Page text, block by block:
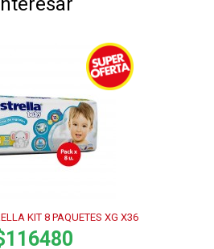
KIT 8 PAQUETES XG X36